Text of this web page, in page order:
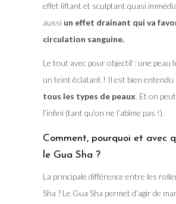
effet liftant et sculptant quasi
aussi un effet drainant qui va
circulation sanguine.
Le tout avec pour objectif : une peau
un teint éclatant ! Il est bien entendu
tous les types de peaux. Et on
l’infini (tant qu’on ne l’abîme pas !).
Comment, pourquoi et avec
le Gua Sha ?
La principale différence entre les
Sha ? Le Gua Sha permet d’agir de